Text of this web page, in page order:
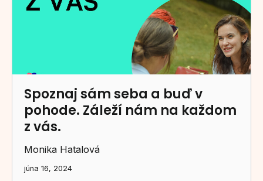
Spoznaj sám seba a buď v
pohode. Záleží nám na každom
z vás.
Monika Hatalová
júna 16, 2024